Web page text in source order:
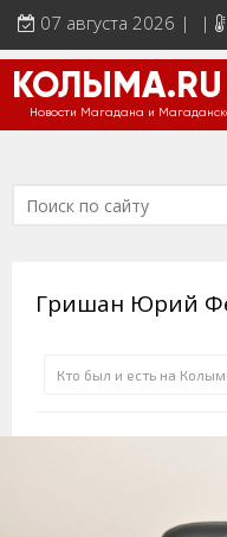
07 августа 2026 | |
КОЛЫМА.RU
Новости Магадана и
Гришан Юрий
Кто был и есть на